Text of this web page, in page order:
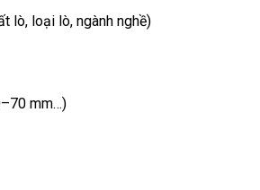
lò, loại lò, ngành nghề)
mm…)